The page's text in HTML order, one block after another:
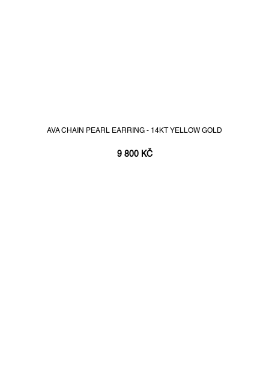
AVA CHAIN PEARL EARRING - 14KT YELLOW GOLD
9 800 KČ